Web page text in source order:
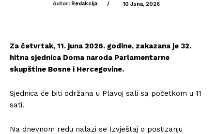
Autor: Redakcija / 10 Juna, 2026
Za četvrtak, 11. juna 2026. godine, zakazana je 32.
hitna sjednica Doma naroda Parlamentarne
skupštine Bosne i Hercegovine.
Sjednica će biti održana u Plavoj sali sa početkom u 11
sati.
Na dnevnom redu nalazi se Izvještaj o postizanju